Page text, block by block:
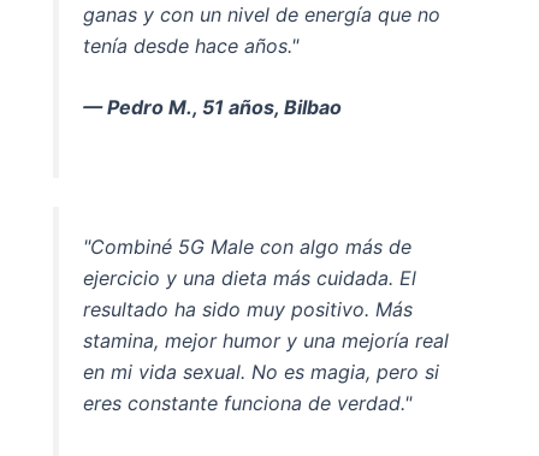
ganas y con un nivel de energía que no
tenía desde hace años."
— Pedro M., 51 años, Bilbao
"Combiné 5G Male con algo más de
ejercicio y una dieta más cuidada. El
resultado ha sido muy positivo. Más
stamina, mejor humor y una mejoría real
en mi vida sexual. No es magia, pero si
eres constante funciona de verdad."